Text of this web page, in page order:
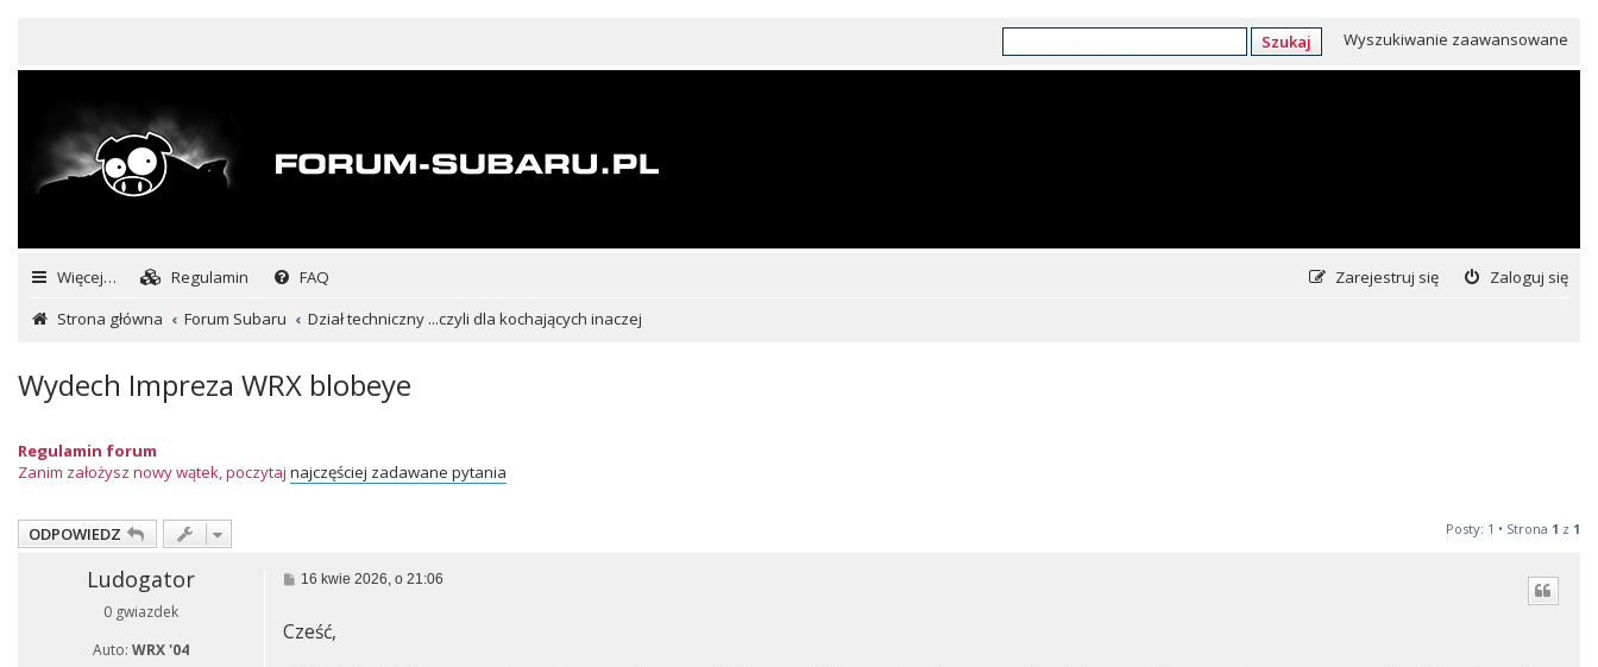
Szukaj Wyszukiwanie zaawansowane
Więcej… Regulamin FAQ Zaloguj się
Zarejestruj się
Strona główna
Forum Subaru Dział techniczny ...czyli dla kochających inaczej
Wydech Impreza WRX blobeye
Regulamin forum
Zanim założysz nowy wątek, poczytaj najczęściej zadawane pytania
ODPOWIEDZ Posty: 1 • Strona 1 z 1
Ludogator
0 gwiazdek
Auto: WRX '04
P
t
16 kwie 2026, o 21:06
Cześć,